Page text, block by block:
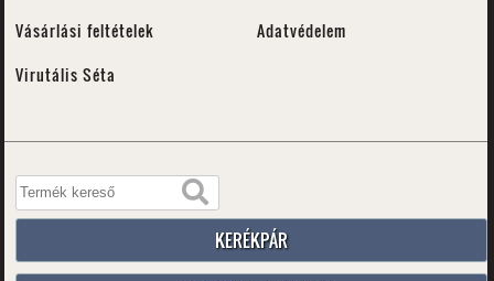
Vásárlási feltételek
Adatvédelem
Virutális Séta
KERÉKPÁR